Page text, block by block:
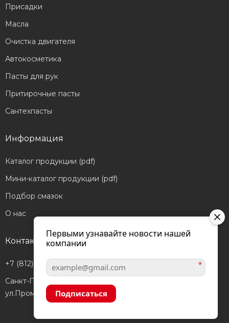
Присадки
Масла
Очистка двигателя
Автокосметика
Пасты для рук
Притирочные пасты
Сантехпасты
Информация
Каталог продукции (pdf)
Мини-каталог продукции (pdf)
Подбор смазок
О нас
Контакты
+7 (812) 601-05-56
Санкт-Петербург,
ул.Промышленная, д.40а
Первыми узнавайте новости нашей
компании
*
Подписаться